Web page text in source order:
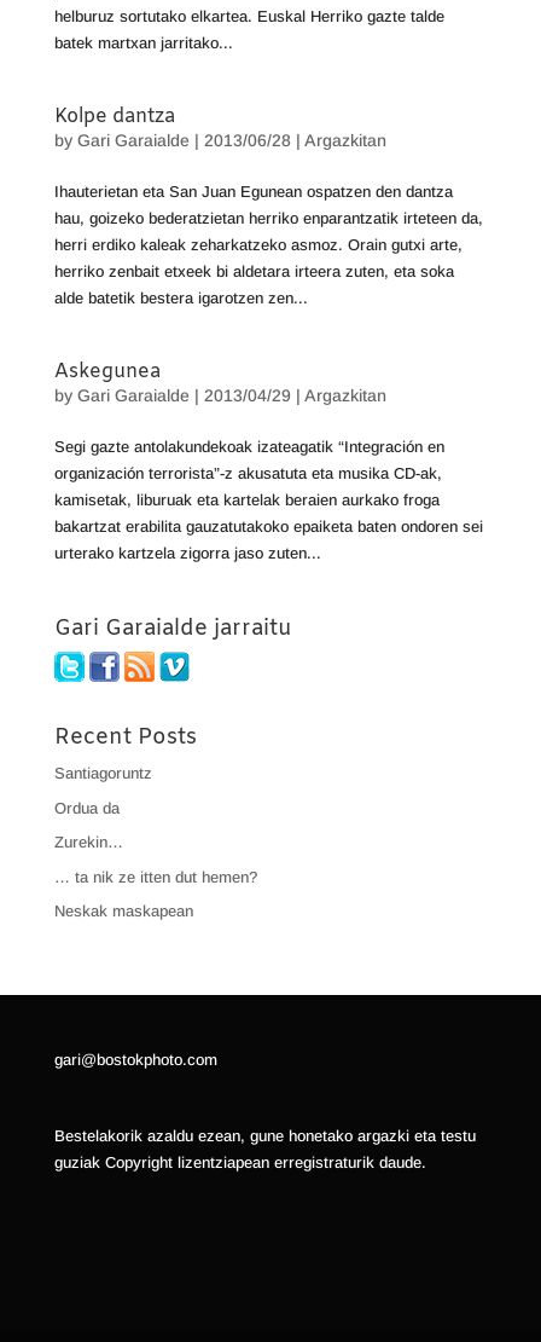
helburuz sortutako elkartea. Euskal Herriko gazte talde
batek martxan jarritako...
Kolpe dantza
by Gari Garaialde | 2013/06/28| Argazkitan
Ihauterietan eta San Juan Egunean ospatzen den dantza
hau, goizeko bederatzietan herriko enparantzatik irteteen da,
herri erdiko kaleak zeharkatzeko asmoz. Orain gutxi arte,
herriko zenbait etxeek bi aldetara irteera zuten, eta soka
alde batetik bestera igarotzen zen...
Askegunea
by Gari Garaialde | 2013/04/29 | Argazkitan
Segi gazte antolakundekoak izateagatik “Integración en
organización terrorista”-z akusatuta eta musika CD-ak,
kamisetak, liburuak eta kartelak beraien aurkako froga
bakartzat erabilita gauzatutakoko epaiketa baten ondoren sei
urterako kartzela zigorra jaso zuten...
Gari Garaialde jarraitu
Recent Posts
Santiagoruntz
Ordua da
Zurekin…
… ta nik ze itten dut hemen?
Neskak maskapean
gari@bostokphoto.com
Bestelakorik azaldu ezean, gune honetako argazki eta testu
guziak Copyright lizentziapean erregistraturik daude.